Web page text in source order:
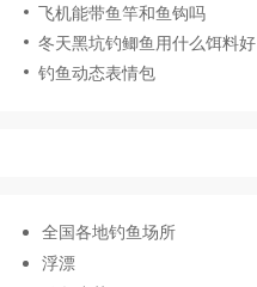
飞机能带鱼竿和鱼钩吗
冬天黑坑钓鲫鱼用什么饵料好
钓鱼动态表情包
全国各地钓鱼场所
浮漂